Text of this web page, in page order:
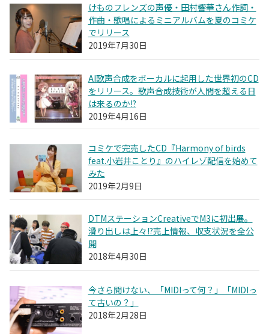
けものフレンズの声優・田村響華さん作詞・
作曲・歌唱によるミニアルバムを夏のコミケ
でリリース
2019年7月30日
AI歌声合成をボーカルに起用した世界初のCD
をリリース。歌声合成技術が人間を超える日
は来るのか!?
2019年4月16日
コミケで完売したCD『Harmony of birds
feat.小岩井ことり』のハイレゾ配信を始めて
みた
2019年2月9日
DTMステーションCreativeでM3に初出展。
滑り出しは上々!?売上情報、収支状況を全公
開
2018年4月30日
今さら聞けない、「MIDIって何？」「MIDIっ
て古いの？」
2018年2月28日